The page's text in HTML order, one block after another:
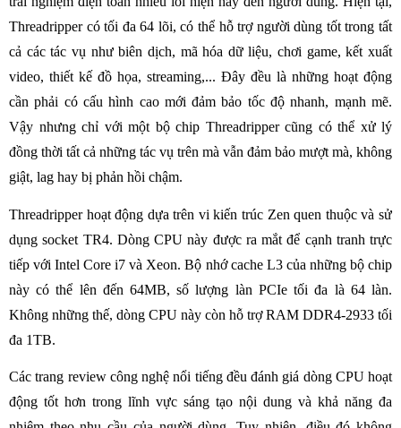
Threadripper có tối đa 64 lõi, có thể hỗ trợ người dùng tốt trong tất
cả các tác vụ như biên dịch, mã hóa dữ liệu, chơi game, kết xuất
video, thiết kế đồ họa, streaming,... Đây đều là những hoạt động
cần phải có cấu hình cao mới đảm bảo tốc độ nhanh, mạnh mẽ.
Vậy nhưng chỉ với một bộ chip Threadripper cũng có thể xử lý
đồng thời tất cả những tác vụ trên mà vẫn đảm bảo mượt mà, không
giật, lag hay bị phản hồi chậm.
Threadripper hoạt động dựa trên vi kiến trúc Zen quen thuộc và sử
dụng socket TR4. Dòng CPU này được ra mắt để cạnh tranh trực
tiếp với Intel Core i7 và Xeon. Bộ nhớ cache L3 của những bộ chip
này có thể lên đến 64MB, số lượng làn PCIe tối đa là 64 làn.
Không những thế, dòng CPU này còn hỗ trợ RAM DDR4-2933 tối
đa 1TB.
Các trang review công nghệ nổi tiếng đều đánh giá dòng CPU hoạt
động tốt hơn trong lĩnh vực sáng tạo nội dung và khả năng đa